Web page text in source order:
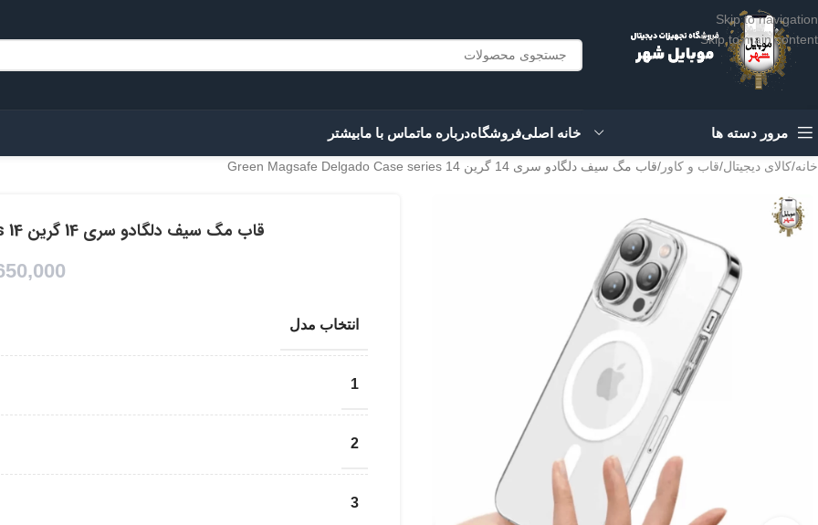
Skip to navigation
Skip to main content
مرور دسته ها خانه اصلیفروشگاهدرباره ماتماس با مابیشتر
خانه کالای دیجیتال قاب و کاور قاب مگ سیف دلگادو سری 14 گرین Green Magsafe Delgado Case series 14
IPHONE 14PRO
IPHONE 14PROMA
IPHONE14PLUS
قاب مگ سیف دلگادو سری 14 گرین Green Magsafe Delgado Case series 14
انتخاب مدل
1
2
3